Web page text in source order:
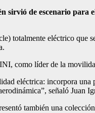
sirvió de escenario para
eléctrico que
como líder de la
eléctrica: incorpora
señaló Juan
también una